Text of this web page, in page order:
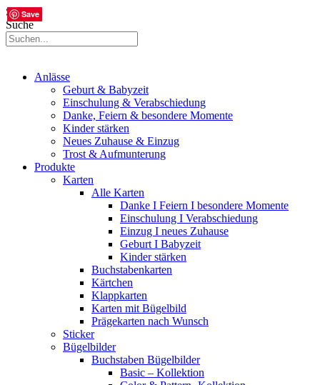
Suche
Suche
Anlässe
Geburt & Babyzeit
Einschulung & Verabschiedung
Danke, Feiern & besondere Momente
Kinder stärken
Neues Zuhause & Einzug
Trost & Aufmunterung
Produkte
Karten
Alle Karten
Danke I Feiern I besondere Momente
Einschulung I Verabschiedung
Einzug I neues Zuhause
Geburt I Babyzeit
Kinder stärken
Buchstabenkarten
Kärtchen
Klappkarten
Karten mit Bügelbild
Prägekarten nach Wunsch
Sticker
Bügelbilder
Buchstaben Bügelbilder
Basic – Kollektion
Save
Save
Save
Save
Save
Save
Save
Save
Save
Save
Save
Save
Save
Save
Save